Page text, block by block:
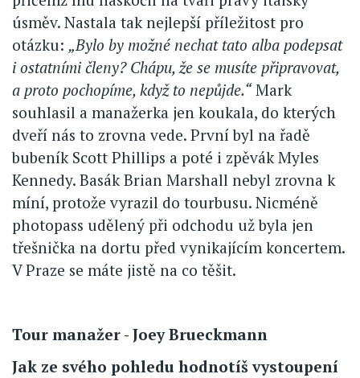
úsměv. Nastala tak nejlepší příležitost pro
otázku: „Bylo by možné nechat tato alba podepsat
i ostatními členy? Chápu, že se musíte připravovat,
a proto pochopíme, když to nepůjde.“Mark
souhlasil a manažerka jen koukala, do kterých
dveří nás to zrovna vede. První byl na řadě
bubeník Scott Phillips a poté i zpěvák Myles
Kennedy. Basák Brian Marshall nebyl zrovna k
míní, protože vyrazil do tourbusu. Nicméně
photopass udělený při odchodu už byla jen
třešnička na dortu před vynikajícím koncertem.
V Praze se máte jistě na co těšit.
Tour manažer - Joey Brueckmann
Jak ze svého pohledu hodnotíš vystoupení